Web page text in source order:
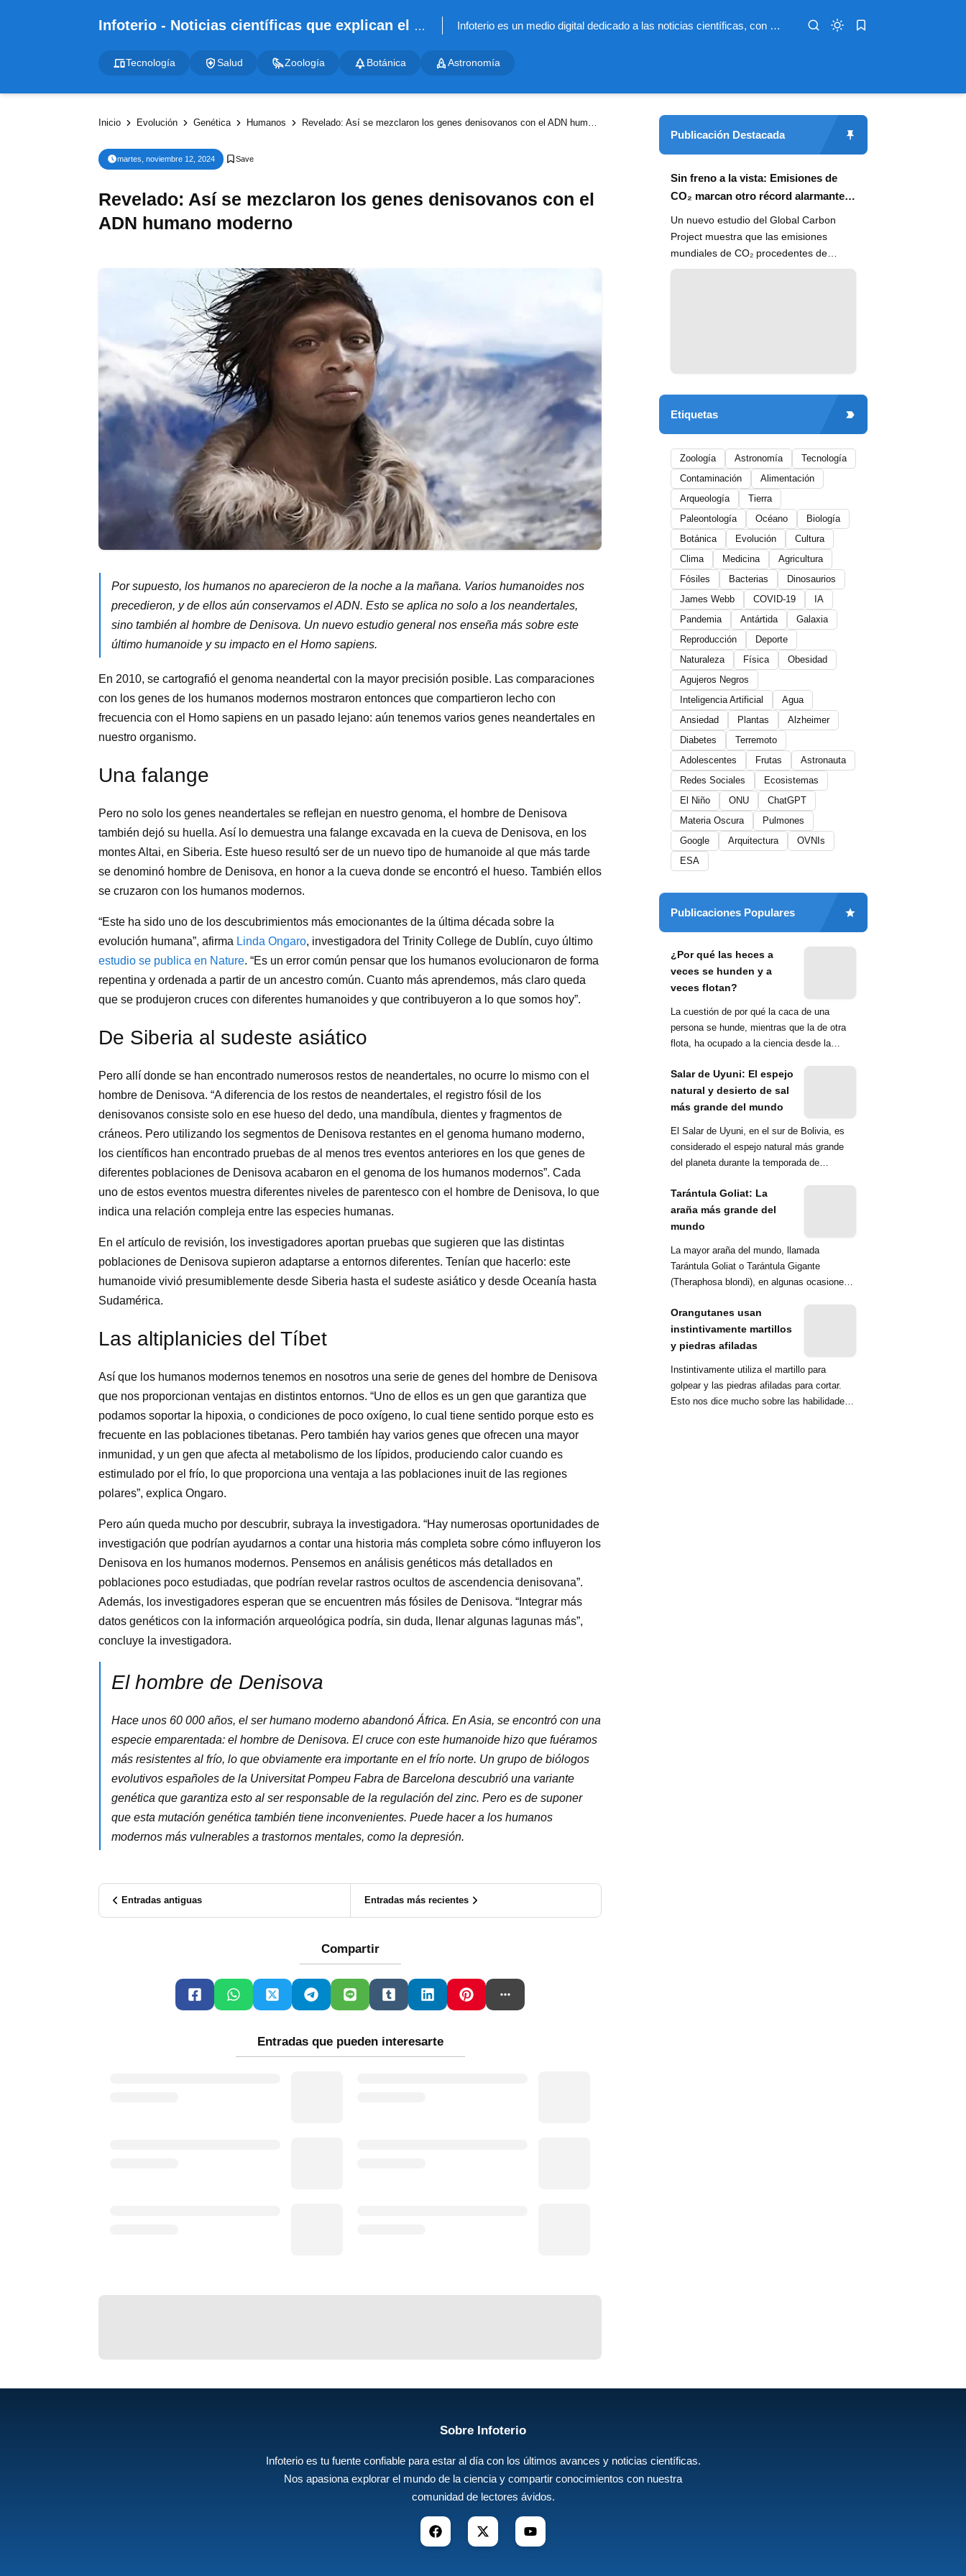
Infoterio - Noticias científicas que explican el mundo Infoterio es un medio digital dedicado a las noticias científicas, con artículos extensos y bien documentados sobre salud, medioambiente, tecnología, espacio, psicología, evolución y más. Nuestro objetivo es hacer accesible el conocimiento científico a lectores de habla hispana en todo el mundo, con información actualizada, fuentes confiables y explicaciones claras que conectan la ciencia con la vida cotidiana.
Tecnología Salud Zoología Botánica Astronomía
Inicio Evolución Genética Humanos Revelado: Así se mezclaron los genes denisovanos con el ADN humano moderno
martes, noviembre 12, 2024
Revelado: Así se mezclaron los genes denisovanos con el
ADN humano moderno
Por supuesto, los humanos no aparecieron de la noche a la mañana. Varios humanoides nos
precedieron, y de ellos aún conservamos el ADN. Esto se aplica no solo a los neandertales,
sino también al hombre de Denisova. Un nuevo estudio general nos enseña más sobre este
último humanoide y su impacto en el Homo sapiens.
En 2010, se cartografió el genoma neandertal con la mayor precisión posible. Las comparaciones
con los genes de los humanos modernos mostraron entonces que compartieron lecho con
frecuencia con el Homo sapiens en un pasado lejano: aún tenemos varios genes neandertales en
nuestro organismo.
Una falange
Pero no solo los genes neandertales se reflejan en nuestro genoma, el hombre de Denisova
también dejó su huella. Así lo demuestra una falange excavada en la cueva de Denisova, en los
montes Altai, en Siberia. Este hueso resultó ser de un nuevo tipo de humanoide al que más tarde
se denominó hombre de Denisova, en honor a la cueva donde se encontró el hueso. También ellos
se cruzaron con los humanos modernos.
“Este ha sido uno de los descubrimientos más emocionantes de la última década sobre la
evolución humana”, afirma Linda Ongaro, investigadora del Trinity College de Dublín, cuyo último
estudio se publica en Nature. “Es un error común pensar que los humanos evolucionaron de forma
repentina y ordenada a partir de un ancestro común. Cuanto más aprendemos, más claro queda
que se produjeron cruces con diferentes humanoides y que contribuyeron a lo que somos hoy”.
De Siberia al sudeste asiático
Pero allí donde se han encontrado numerosos restos de neandertales, no ocurre lo mismo con el
hombre de Denisova. “A diferencia de los restos de neandertales, el registro fósil de los
denisovanos consiste solo en ese hueso del dedo, una mandíbula, dientes y fragmentos de
cráneos. Pero utilizando los segmentos de Denisova restantes en el genoma humano moderno,
los científicos han encontrado pruebas de al menos tres eventos anteriores en los que genes de
diferentes poblaciones de Denisova acabaron en el genoma de los humanos modernos”. Cada
uno de estos eventos muestra diferentes niveles de parentesco con el hombre de Denisova, lo que
indica una relación compleja entre las especies humanas.
En el artículo de revisión, los investigadores aportan pruebas que sugieren que las distintas
poblaciones de Denisova supieron adaptarse a entornos diferentes. Tenían que hacerlo: este
humanoide vivió presumiblemente desde Siberia hasta el sudeste asiático y desde Oceanía hasta
Sudamérica.
Las altiplanicies del Tíbet
Así que los humanos modernos tenemos en nosotros una serie de genes del hombre de Denisova
que nos proporcionan ventajas en distintos entornos. “Uno de ellos es un gen que garantiza que
podamos soportar la hipoxia, o condiciones de poco oxígeno, lo cual tiene sentido porque esto es
frecuente en las poblaciones tibetanas. Pero también hay varios genes que ofrecen una mayor
inmunidad, y un gen que afecta al metabolismo de los lípidos, produciendo calor cuando es
estimulado por el frío, lo que proporciona una ventaja a las poblaciones inuit de las regiones
polares”, explica Ongaro.
Pero aún queda mucho por descubrir, subraya la investigadora. “Hay numerosas oportunidades de
investigación que podrían ayudarnos a contar una historia más completa sobre cómo influyeron los
Denisova en los humanos modernos. Pensemos en análisis genéticos más detallados en
poblaciones poco estudiadas, que podrían revelar rastros ocultos de ascendencia denisovana”.
Además, los investigadores esperan que se encuentren más fósiles de Denisova. “Integrar más
datos genéticos con la información arqueológica podría, sin duda, llenar algunas lagunas más”,
concluye la investigadora.
El hombre de Denisova
Hace unos 60 000 años, el ser humano moderno abandonó África. En Asia, se encontró con una
especie emparentada: el hombre de Denisova. El cruce con este humanoide hizo que fuéramos
más resistentes al frío, lo que obviamente era importante en el frío norte. Un grupo de biólogos
evolutivos españoles de la Universitat Pompeu Fabra de Barcelona descubrió una variante
genética que garantiza esto al ser responsable de la regulación del zinc. Pero es de suponer
que esta mutación genética también tiene inconvenientes. Puede hacer a los humanos
modernos más vulnerables a trastornos mentales, como la depresión.
Entradas antiguas Entradas más recientes
Compartir
Entradas que pueden interesarte
Publicación Destacada
Sin freno a la vista: Emisiones de
CO₂ marcan otro récord alarmante
en 2024
Un nuevo estudio del Global Carbon
Project muestra que las emisiones
mundiales de CO₂ procedentes de
combustibles fósiles han alcanzado un
Etiquetas
Zoología Astronomía
Tecnología
Contaminación
Alimentación
Arqueología
Tierra
Paleontología
Océano
Biología
Botánica
Evolución
Cultura
Clima
Medicina
Agricultura
Fósiles
Bacterias
Dinosaurios
James Webb
COVID-19
IA
Pandemia
Antártida
Galaxia
Reproducción
Deporte
Naturaleza
Física
Obesidad
Agujeros Negros
Inteligencia Artificial
Agua
Ansiedad
Plantas
Alzheimer
Diabetes
Terremoto
Adolescentes
Frutas
Astronauta
Redes Sociales
Ecosistemas
El Niño
ONU
ChatGPT
Materia Oscura
Pulmones
Google
Arquitectura
OVNIs
ESA
Publicaciones Populares
¿Por qué las heces a
veces se hunden y a
veces flotan?
La cuestión de por qué la caca de una
persona se hunde, mientras que la de otra
flota, ha ocupado a la ciencia desde la
Salar de Uyuni: El espejo
natural y desierto de sal
más grande del mundo
El Salar de Uyuni, en el sur de Bolivia, es
considerado el espejo natural más grande
del planeta durante la temporada de
Tarántula Goliat: La
araña más grande del
mundo
La mayor araña del mundo, llamada
Tarántula Goliat o Tarántula Gigante
(Theraphosa blondi), en algunas ocasiones
Orangutanes usan
instintivamente martillos
y piedras afiladas
Instintivamente utiliza el martillo para
golpear y las piedras afiladas para cortar.
Esto nos dice mucho sobre las habilidades
Sobre Infoterio
Infoterio es tu fuente confiable para estar al día con los últimos avances y noticias científicas.
Nos apasiona explorar el mundo de la ciencia y compartir conocimientos con nuestra
comunidad de lectores ávidos.